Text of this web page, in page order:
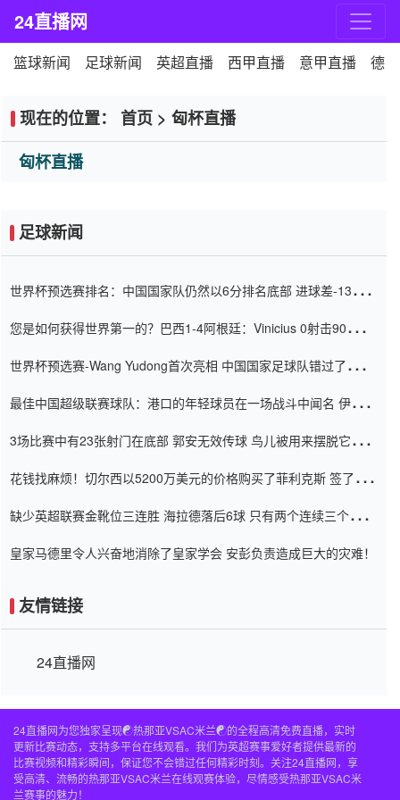
24直播网
篮球新闻 足球新闻 英超直播 西甲直播 意甲直播 德
现在的位置： 首页 > 匈杯直播
匈杯直播
足球新闻
世界杯预选赛排名：中国国家队仍然以6分排名底部 进球差-13令人
您是如何获得世界第一的？巴西1-4阿根廷：Vinicius 0射击90分钟
世界杯预选赛-Wang Yudong首次亮相 中国国家足球队错过了世界
最佳中国超级联赛球队：港口的年轻球员在一场战斗中闻名 伊万放
3场比赛中有23张射门在底部 郭安无效传球 鸟儿被用来摆脱它
花钱找麻烦！切尔西以5200万美元的价格购买了菲利克斯 签了7年
缺少英超联赛金靴位三连胜 海拉德落后6球 只有两个连续三个连续
皇家马德里令人兴奋地消除了皇家学会 安彭负责造成巨大的灾难！
友情链接
24直播网
24直播网为您独家呈现☯️热那亚VSAC米兰☯️的全程高清免费直播，实时
更新比赛动态，支持多平台在线观看。我们为英超赛事爱好者提供最新的
比赛视频和精彩瞬间，保证您不会错过任何精彩时刻。关注24直播网，享
受高清、流畅的热那亚VSAC米兰在线观赛体验，尽情感受热那亚VSAC米
兰赛事的魅力！